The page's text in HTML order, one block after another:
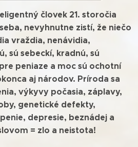
človek 21. storočia
nevyhnutne zistí, že niečo
vraždia, nenávidia,
sú sebeckí, kradnú, sú
peniaze a moc sú ochotní
aj národov. Príroda sa
výkyvy počasia, záplavy,
genetické defekty,
depresie, beznádej a
= zlo a neistota!